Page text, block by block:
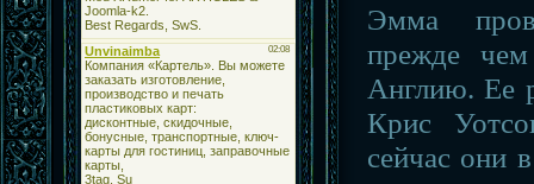
Эмма
прежде
Англию. Ее
Крис
сейчас они